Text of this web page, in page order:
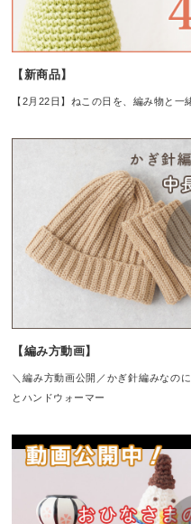
【新商品】
【2月22日】ねこの日を、編み物と
【編み方動画】
＼編み方動画公開／かぎ針編みなの
とハンドウォーマー